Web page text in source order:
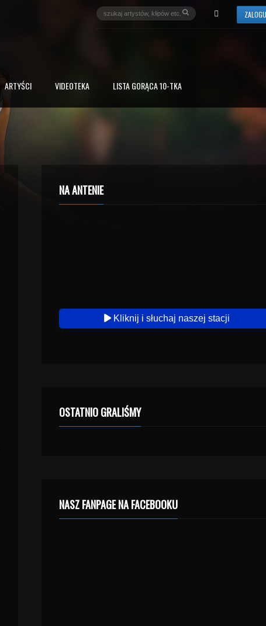
ARTYŚCI VIDEOTEKA LISTA GORĄCA 10-TKA
NA ANTENIE
Kliknij i słuchaj naszej stacji
OSTATNIO GRALIŚMY
NASZ FANPAGE NA FACEBOOKU